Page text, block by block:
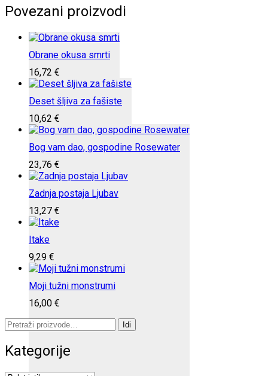
Povezani proizvodi
Obrane okusa smrti
16,72 €
Deset šljiva za fašiste
10,62 €
Bog vam dao, gospodine Rosewater
23,76 €
Zadnja postaja Ljubav
13,27 €
Itake
9,29 €
Moji tužni monstrumi
16,00 €
Pretraži:
Idi
Kategorije